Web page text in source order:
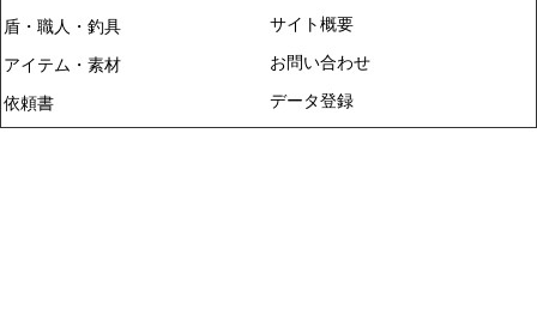
盾・職人・釣具
アイテム・素材
依頼書
サイト概要
お問い合わせ
データ登録